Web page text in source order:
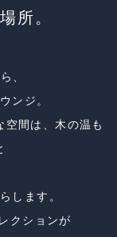
所。
、
ンジ。
空間は、木の温も
します。
クションが